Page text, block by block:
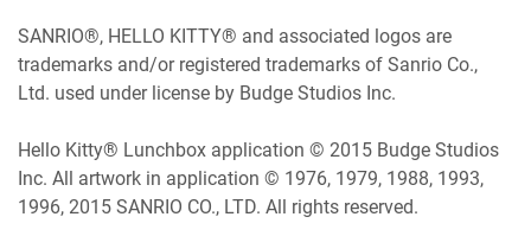
SANRIO®, HELLO KITTY® and associated logos are
trademarks and/or registered trademarks of Sanrio Co.,
Ltd. used under license by Budge Studios Inc.
Hello Kitty® Lunchbox application © 2015 Budge Studios
Inc. All artwork in application © 1976, 1979, 1988, 1993,
1996, 2015 SANRIO CO., LTD. All rights reserved.